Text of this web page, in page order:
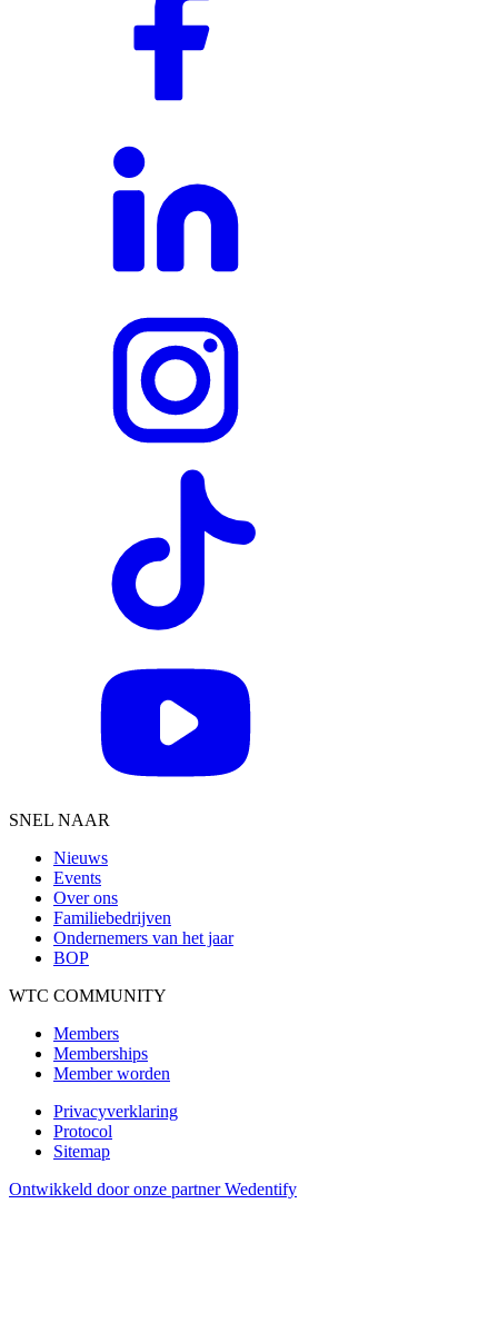
SNEL NAAR
Nieuws
Events
Over ons
Familiebedrijven
Ondernemers van het jaar
BOP
WTC COMMUNITY
Members
Memberships
Member worden
Privacyverklaring
Protocol
Sitemap
Ontwikkeld door onze partner Wedentify